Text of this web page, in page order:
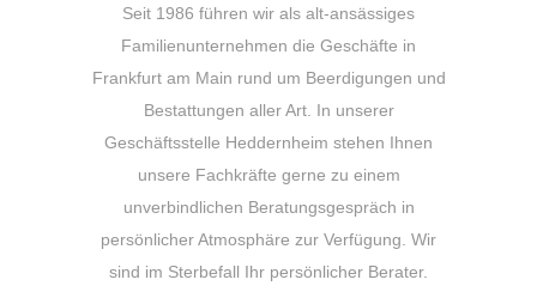
Seit 1986 führen wir als alt-ansässiges
Familienunternehmen die Geschäfte in
Frankfurt am Main rund um Beerdigungen und
Bestattungen aller Art. In unserer
Geschäftsstelle Heddernheim stehen Ihnen
unsere Fachkräfte gerne zu einem
unverbindlichen Beratungsgespräch in
persönlicher Atmosphäre zur Verfügung. Wir
sind im Sterbefall Ihr persönlicher Berater.